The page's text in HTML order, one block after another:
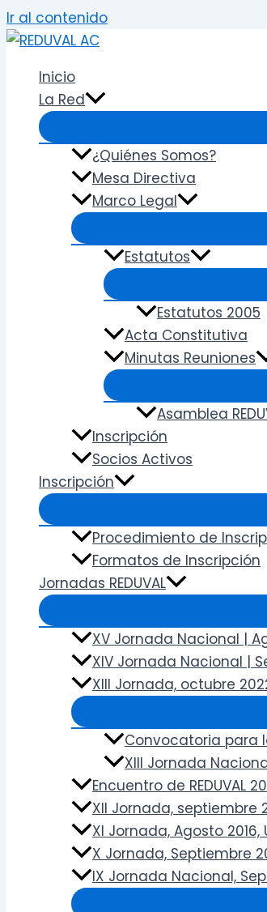
Ir al contenido
Inicio
La Red
¿Quiénes Somos?
Mesa Directiva
Marco Legal
Estatutos
Estatutos 2005
Acta Constitutiva
Minutas Reuniones
Asamblea
Inscripción
Socios Activos
Inscripción
Procedimiento de
Formatos de Inscripción
Jornadas REDUVAL
XV Jornada Nacional |
XIV Jornada Nacional |
XIII Jornada, octubre
Convocatoria para
XIII Jornada
Encuentro de REDUVAL
XII Jornada, septiembre
XI Jornada, Agosto
X Jornada, Septiembre
IX Jornada Nacional,